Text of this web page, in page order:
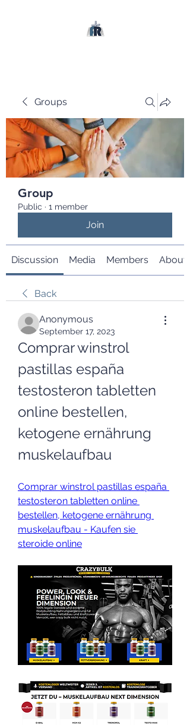
Groups
Group
Public · 1 member
Join
Discussion Media Members About
Back
Anonymous
September 17, 2023
Comprar winstrol
pastillas españa
testosteron tabletten
online bestellen,
ketogene ernährung
muskelaufbau
Comprar winstrol pastillas españa
testosteron tabletten online
bestellen, ketogene ernährung
muskelaufbau - Kaufen sie
steroide online